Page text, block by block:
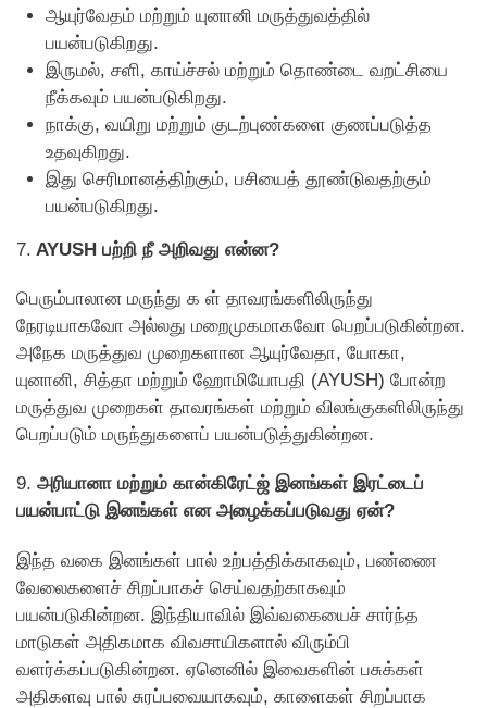
ஆயுர்வேதம் மற்றும் யுனானி மருத்துவத்தில்
பயன்படுகிறது.
இருமல், சளி, காய்ச்சல் மற்றும் தொண்டை வறட்சியை
நீக்கவும் பயன்படுகிறது.
நாக்கு, வயிறு மற்றும் குடற்புண்களை குணப்படுத்த
உதவுகிறது.
இது செரிமானத்திற்கும், பசியைத் தூண்டுவதற்கும்
பயன்படுகிறது.
7. AYUSH பற்றி நீ அறிவது என்ன?
பெரும்பாலான மருந்து க ள் தாவரங்களிலிருந்து
நேரடியாகவோ அல்லது மறைமுகமாகவோ பெறப்படுகின்றன.
அநேக மருத்துவ முறைகளான ஆயுர்வேதா, யோகா,
யுனானி, சித்தா மற்றும் ஹோமியோபதி (AYUSH) போன்ற
மருத்துவ முறைகள் தாவரங்கள் மற்றும் விலங்குகளிலிருந்து
பெறப்படும் மருந்துகளைப் பயன்படுத்துகின்றன.
9. அரியானா மற்றும் கான்கிரேட்ஜ் இனங்கள் இரட்டைப்
பயன்பாட்டு இனங்கள் என அழைக்கப்படுவது ஏன்?
இந்த வகை இனங்கள் பால் உற்பத்திக்காகவும், பண்ணை
வேலைகளைச் சிறப்பாகச் செய்வதற்காகவும்
பயன்படுகின்றன. இந்தியாவில் இவ்வகையைச் சார்ந்த
மாடுகள் அதிகமாக விவசாயிகளால் விரும்பி
வளர்க்கப்படுகின்றன. ஏனெனில் இவைகளின் பசுக்கள்
அதிகளவு பால் சுரப்பவையாகவும், காளைகள் சிறப்பாக